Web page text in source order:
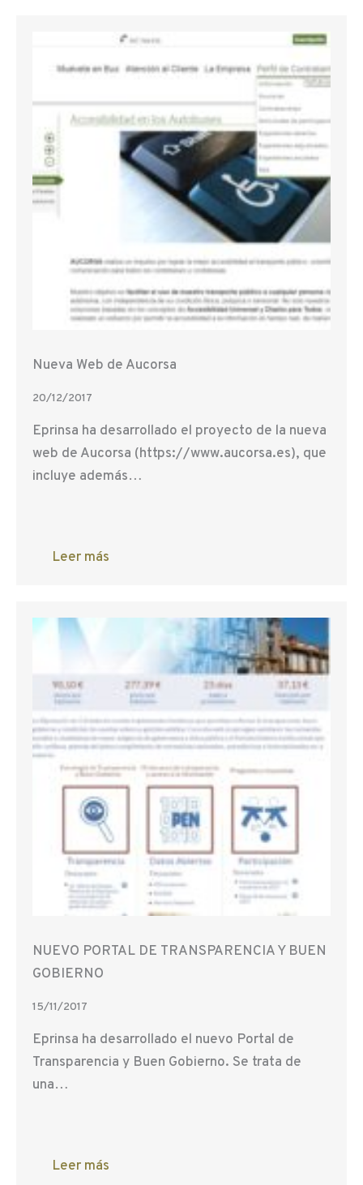
Nueva Web de Aucorsa
20/12/2017
Eprinsa ha desarrollado el proyecto de la nueva
web de Aucorsa (https://www.aucorsa.es), que
incluye además…
Leer más
NUEVO PORTAL DE TRANSPARENCIA Y BUEN
GOBIERNO
15/11/2017
Eprinsa ha desarrollado el nuevo Portal de
Transparencia y Buen Gobierno. Se trata de
una…
Leer más